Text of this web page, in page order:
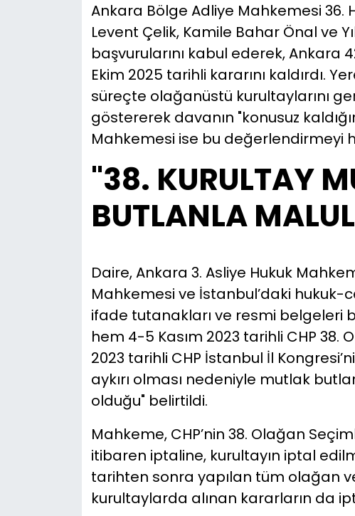
Ankara Bölge Adliye Mahkemesi 36.
Levent Çelik, Kamile Bahar Önal ve
başvurularını kabul ederek, Ankara
Ekim 2025 tarihli kararını kaldırdı.
süreçte olağanüstü kurultaylarını
göstererek davanın "konusuz
Mahkemesi ise bu değerlendirmeyi
"38. KURULTAY
BUTLANLA
Daire, Ankara 3. Asliye Hukuk
Mahkemesi ve İstanbul’daki
ifade tutanakları ve resmi belgeleri
hem 4-5 Kasım 2023 tarihli CHP 38.
2023 tarihli CHP İstanbul İl
aykırı olması nedeniyle mutlak
olduğu" belirtildi.
Mahkeme, CHP’nin 38. Olağan
itibaren iptaline, kurultayın iptal
tarihten sonra yapılan tüm olağan
kurultaylarda alınan kararların da